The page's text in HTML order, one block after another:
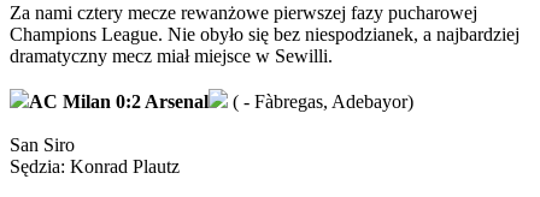
Za nami cztery mecze rewanżowe pierwszej fazy pucharowej
Champions League. Nie obyło się bez niespodzianek, a najbardziej
dramatyczny mecz miał miejsce w Sewilli.
AC Milan 0:2 Arsenal ( - Fàbregas, Adebayor)
San Siro
Sędzia: Konrad Plautz